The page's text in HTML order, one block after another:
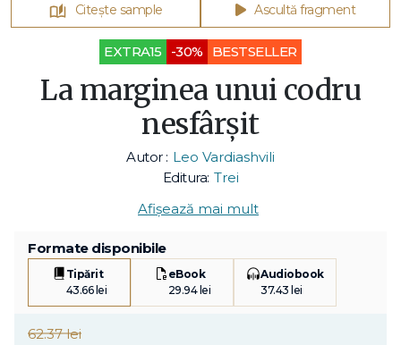
Citește sample Ascultă fragment
EXTRA15 -30% BESTSELLER
La marginea unui codru
nesfârșit
Autor : Leo Vardiashvili
Editura: Trei
Afișează mai mult
Formate disponibile
Tipărit
43.66 lei
eBook
29.94 lei
Audiobook
37.43 lei
62.37 lei